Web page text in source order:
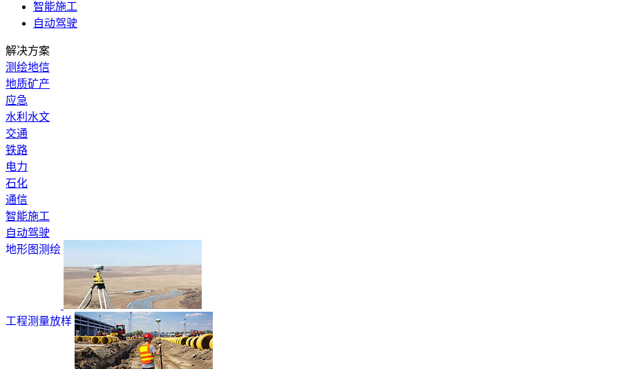
智能施工
自动驾驶
解决方案
测绘地信
地质矿产
应急
水利水文
交通
铁路
电力
石化
通信
智能施工
自动驾驶
地形图测绘
工程测量放样